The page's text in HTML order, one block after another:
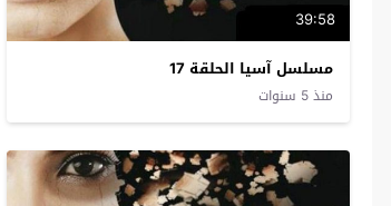
39:58
مسلسل آسيا الحلقة 17
منذ 5 سنوات